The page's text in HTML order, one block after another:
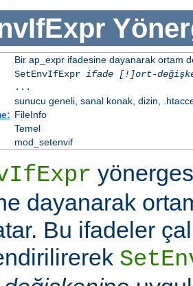
Bir ap_expr ifadesine dayanarak ortam
SetEnvIfExpr ifade [!]ort-
...
sunucu geneli, sanal konak, dizin,
FileInfo
Temel
mod_setenvif
dayanarak
Bu ifadeler